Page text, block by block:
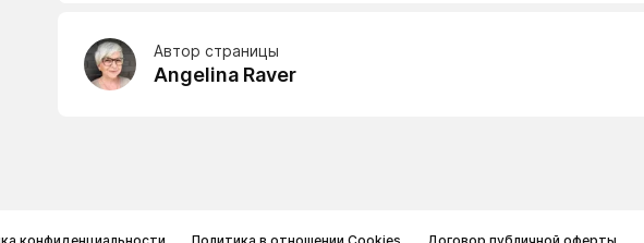
Автор страницы
Angelina Raver